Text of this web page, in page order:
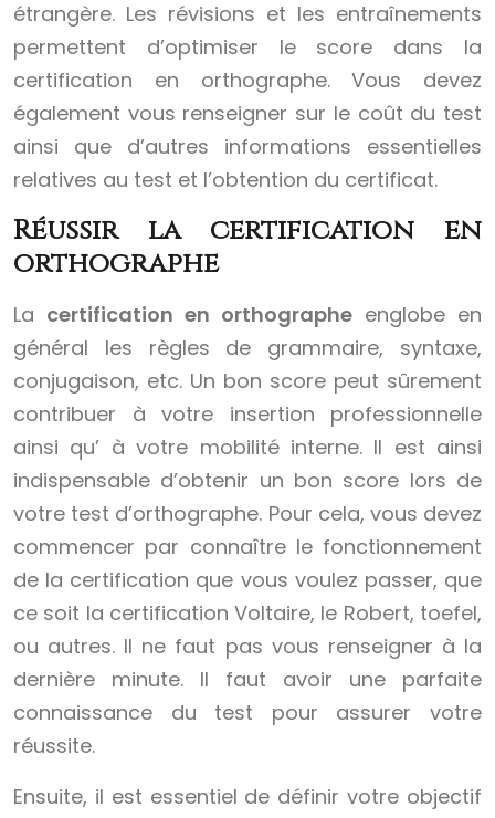
étrangère. Les révisions et les entraînements
permettent d’optimiser le score dans la
certification en orthographe. Vous devez
également vous renseigner sur le coût du test
ainsi que d’autres informations essentielles
relatives au test et l’obtention du certificat.
Réussir la certification en
orthographe
La certification en orthographe englobe en
général les règles de grammaire, syntaxe,
conjugaison, etc. Un bon score peut sûrement
contribuer à votre insertion professionnelle
ainsi qu’ à votre mobilité interne. Il est ainsi
indispensable d’obtenir un bon score lors de
votre test d’orthographe. Pour cela, vous devez
commencer par connaître le fonctionnement
de la certification que vous voulez passer, que
ce soit la certification Voltaire, le Robert, toefel,
ou autres. Il ne faut pas vous renseigner à la
dernière minute. Il faut avoir une parfaite
connaissance du test pour assurer votre
réussite.
Ensuite, il est essentiel de définir votre objectif